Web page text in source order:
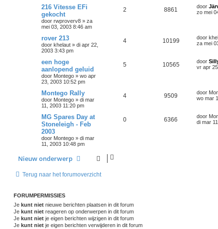
216 Vitesse EFi
gekocht
door rwproverv8 » za
mei 03, 2003 8:46 am
2 8861 door
zo mei
rover 213
door khelaut » di apr 22,
2003 3:43 pm
4 10199 door
za mei
een hoge
aanlopend geluid
door Montego » wo apr
23, 2003 10:52 pm
5 10565 door
vr apr
Montego Rally
door Montego » di mar
11, 2003 11:20 pm
4 9509 door
wo mar
MG Spares Day at
Stoneleigh - Feb
2003
door Montego » di mar
11, 2003 10:48 pm
0 6366 door
di mar
Nieuw onderwerp
Terug naar het forumoverzicht
FORUMPERMISSIES
Je kunt niet nieuwe berichten plaatsen in dit forum
Je kunt niet reageren op onderwerpen in dit forum
Je kunt niet je eigen berichten wijzigen in dit forum
Je kunt niet je eigen berichten verwijderen in dit forum